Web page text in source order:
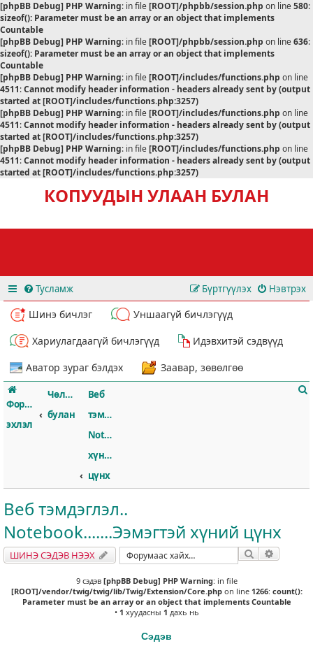
[phpBB Debug] PHP Warning: in file[ROOT]/phpbb/session.php on line580:
sizeof(): Parameter must be an array or an object that implements
Countable
[phpBB Debug] PHP Warning: in file[ROOT]/phpbb/session.php on line636:
sizeof(): Parameter must be an array or an object that implements
Countable
[phpBB Debug] PHP Warning: in file[ROOT]/includes/functions.php on line
4511:Cannot modify header information - headers already sent by (output
started at [ROOT]/includes/functions.php:3257)
[phpBB Debug] PHP Warning: in file[ROOT]/includes/functions.php on line
4511:Cannot modify header information - headers already sent by (output
started at [ROOT]/includes/functions.php:3257)
[phpBB Debug] PHP Warning: in file[ROOT]/includes/functions.php on line
4511:Cannot modify header information - headers already sent by (output
started at [ROOT]/includes/functions.php:3257)
КОПУУДЫН УЛААН БУЛАН
Тусламж Нэвтрэх
Бүртгүүлэх
Шинэ бичлэг
Уншаагүй бичлэгүүд
Хариулагдаагүй бичлэгүүд
Идэвхитэй сэдвүүд
Аватор зураг бэлдэх
Заавар, зөвөлгөө
Форумын
эхлэл
Чөлөөт
булан
Веб
тэмдэглэл..
Notebook.......Ээмэгтэй
хүний
цүнх
Веб тэмдэглэл..
Notebook.......Ээмэгтэй хүний цүнх
ШИНЭ СЭДЭВ НЭЭХ Хайлт
9 сэдэв [phpBB Debug] PHP Warning: in file
[ROOT]/vendor/twig/twig/lib/Twig/Extension/Core.phpon line 1266: count():
Parameter must be an array or an object that implements Countable
• 1 хуудасны 1 дахь нь
Сэдэв